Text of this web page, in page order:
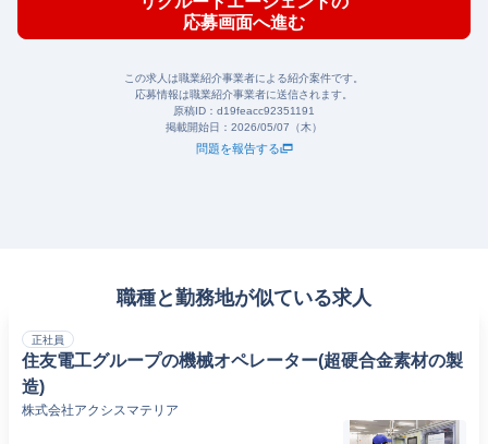
応募画面へ進む
この求人は職業紹介事業者による紹介案件です。
応募情報は職業紹介事業者に送信されます。
原稿ID： d19feacc92351191
掲載開始日： 2026/05/07（木）
問題を報告する
職種と勤務地が似ている求人
正社員
住友電工グループの機械オペレーター(超硬合金素材の製
造)
株式会社アクシスマテリア